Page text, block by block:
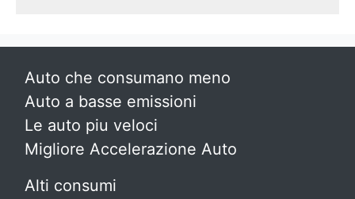
Auto che consumano meno
Auto a basse emissioni
Le auto piu veloci
Migliore Accelerazione Auto
Alti consumi